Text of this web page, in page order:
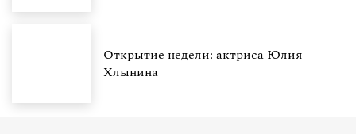
Открытие недели: актриса Юлия
Хлынина